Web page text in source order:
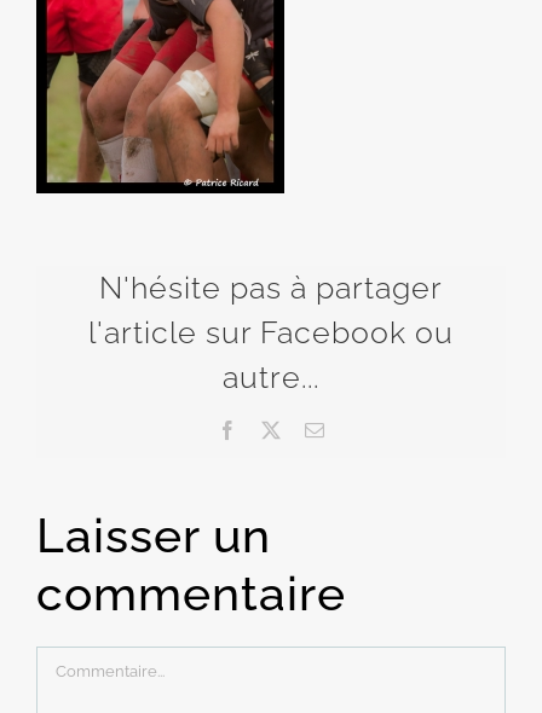
N'hésite pas à partager
l'article sur Facebook ou
autre...
Facebook Email
Laisser un
commentaire
Commentaire